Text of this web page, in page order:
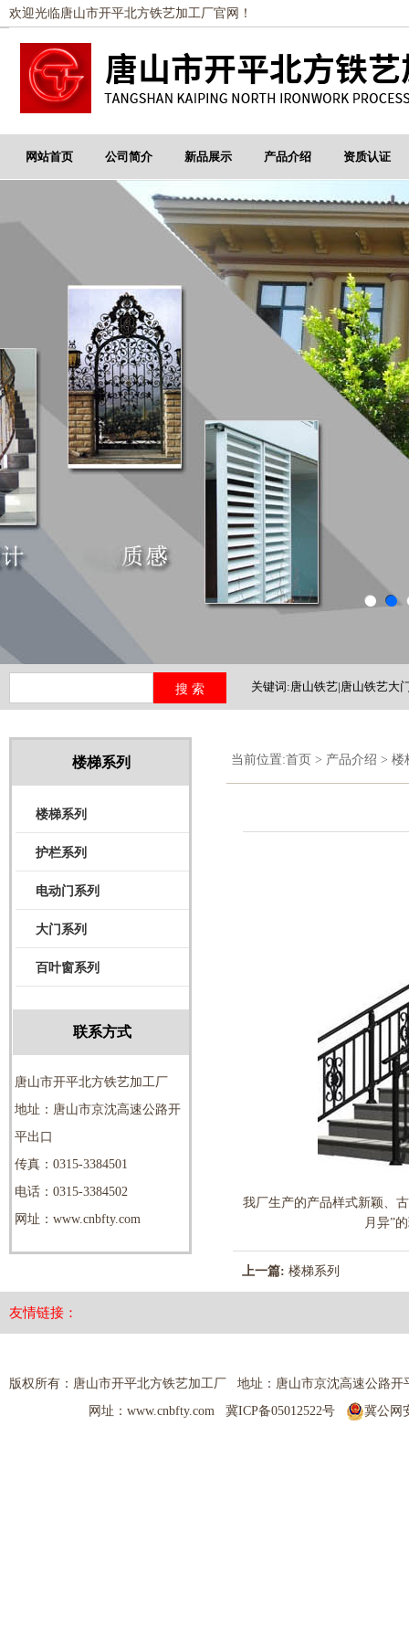
欢迎光临唐山市开平北方铁艺加工厂官网！
网站首页 公司简介 新品展示 产品介绍 资质认证
关键词:唐山铁艺|唐山铁艺大
当前位置:首页 > 产品介绍 > 楼
我厂生产的产品样式新颖、
月异”
上一篇: 楼梯系列
楼梯系列
楼梯系列
护栏系列
电动门系列
大门系列
百叶窗系列
联系方式
唐山市开平北方铁艺加工厂
地址：唐山市京沈高速公路开
平出口
传真：0315-3384501
电话：0315-3384502
网址：www.cnbfty.com
友情链接：
版权所有：唐山市开平北方铁艺加工厂 地址：唐山市京沈高速公路
网址：www.cnbfty.com 冀ICP备05012522号 冀公网